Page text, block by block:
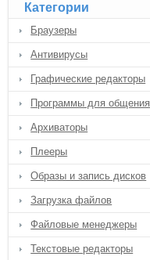
Категории
Браузеры
Антивирусы
Графические редакторы
Программы для общения
Архиваторы
Плееры
Образы и запись дисков
Загрузка файлов
Файловые менеджеры
Текстовые редакторы